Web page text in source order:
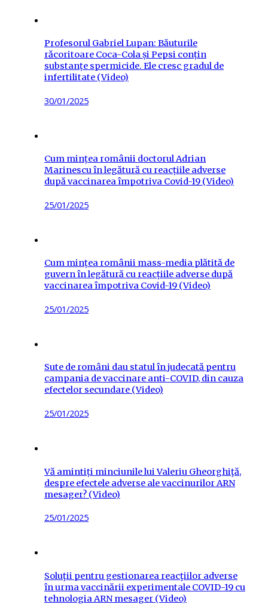
Profesorul Gabriel Lupan: Băuturile
răcoritoare Coca-Cola și Pepsi conțin
substanțe spermicide. Ele cresc gradul de
infertilitate (Video)
Posted
30/01/2025
Cum mințea românii doctorul Adrian
Marinescu în legătură cu reacțiile adverse
după vaccinarea împotriva Covid-19 (Video)
Posted
25/01/2025
Cum mințea românii mass-media plătită de
guvern în legătură cu reacțiile adverse după
vaccinarea împotriva Covid-19 (Video)
Posted
25/01/2025
Sute de români dau statul în judecată pentru
campania de vaccinare anti-COVID, din cauza
efectelor secundare (Video)
Posted
25/01/2025
Vă amintiți minciunile lui Valeriu Gheorghiţă,
despre efectele adverse ale vaccinurilor ARN
mesager? (Video)
Posted
25/01/2025
Soluţii pentru gestionarea reacţiilor adverse
în urma vaccinării experimentale COVID-19 cu
tehnologia ARN mesager (Video)